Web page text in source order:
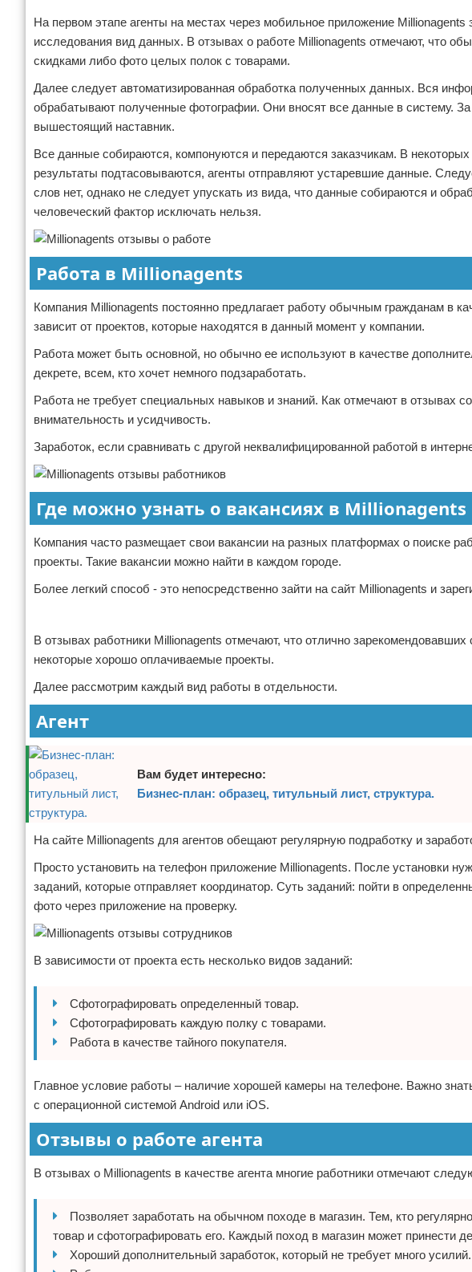
На первом этапе агенты на местах через мобильное приложение
исследования вид данных. В отзывах о работе Millionagents отмечают, что
скидками либо фото целых полок с товарами.
Далее следует автоматизированная обработка полученных данных. Вся
обрабатывают полученные фотографии. Они вносят все данные в систему. За
вышестоящий наставник.
Все данные собираются, компонуются и передаются заказчикам. В
результаты подтасовываются, агенты отправляют устаревшие данные.
слов нет, однако не следует упускать из вида, что данные собираются и
человеческий фактор исключать нельзя.
Работа в Millionagents
Компания Millionagents постоянно предлагает работу обычным гражданам в
зависит от проектов, которые находятся в данный момент у компании.
Работа может быть основной, но обычно ее используют в качестве
декрете, всем, кто хочет немного подзаработать.
Работа не требует специальных навыков и знаний. Как отмечают в отзывах
внимательность и усидчивость.
Заработок, если сравнивать с другой неквалифицированной работой в
Где можно узнать о вакансиях в Millionagents
Компания часто размещает свои вакансии на разных платформах о поиске
проекты. Такие вакансии можно найти в каждом городе.
Более легкий способ - это непосредственно зайти на сайт Millionagents и
В отзывах работники Millionagents отмечают, что отлично
некоторые хорошо оплачиваемые проекты.
Далее рассмотрим каждый вид работы в отдельности.
Агент
Вам будет интересно:
Бизнес-план: образец, титульный лист, структура.
На сайте Millionagents для агентов обещают регулярную подработку и
Просто установить на телефон приложение Millionagents. После установки
заданий, которые отправляет координатор. Суть заданий: пойти в
фото через приложение на проверку.
В зависимости от проекта есть несколько видов заданий:
Сфотографировать определенный товар.
Сфотографировать каждую полку с товарами.
Работа в качестве тайного покупателя.
Главное условие работы – наличие хорошей камеры на телефоне. Важно
с операционной системой Android или iOS.
Отзывы о работе агента
В отзывах о Millionagents в качестве агента многие работники отмечают
Позволяет заработать на обычном походе в магазин. Тем, кто
товар и сфотографировать его. Каждый поход в магазин может принести
Хороший дополнительный заработок, который не требует много усилий.